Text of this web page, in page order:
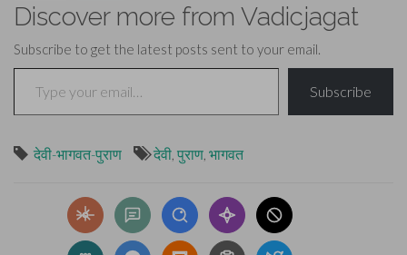
Discover more from Vadicjagat
Subscribe to get the latest posts sent to your email.
Type your email…
Subscribe
देवी-भागवत-पुराण देवी पुराण भागवत